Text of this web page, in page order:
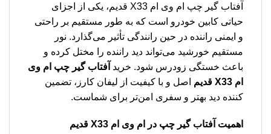
آفتاب گیر چپ ام وی ام X33 قدیم، یکی از اجزای
حیاتی کابین خودرو است که به طور مستقیم بر راحتی
و ایمنی راننده در حین رانندگی تأثیر می‌گذارد. نور
مستقیم خورشید می‌تواند دید راننده را مختل کرده و
باعث خستگی زودرس شود. خرید آفتاب گیر چپ ام وی
ام X33 قدیم
اصل و با کیفیت از لیفان کارز، تضمین
کننده دید بهتر و سفری امن‌تر برای شماست.
اهمیت آفتاب گیر چپ در ام وی ام X33 قدیم